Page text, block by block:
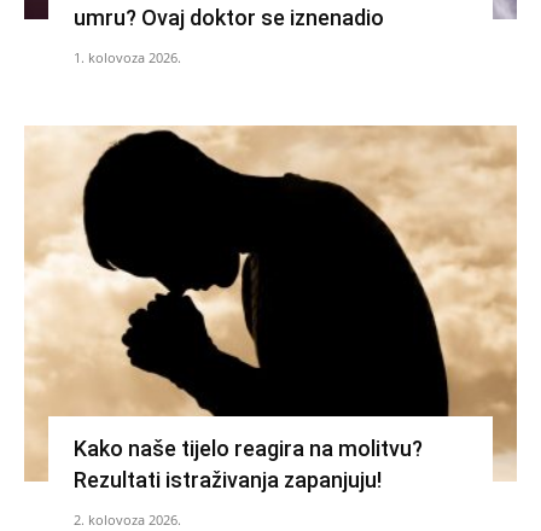
umru? Ovaj doktor se iznenadio
1. kolovoza 2026.
Kako naše tijelo reagira na molitvu?
Rezultati istraživanja zapanjuju!
2. kolovoza 2026.